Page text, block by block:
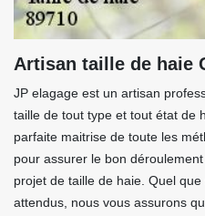
Artisan taille de haie
JP elagage est un artisan
taille de tout type et tout état de
parfaite maitrise de toute les
pour assurer le bon
projet de taille de haie. Quel
attendus, nous vous assurons